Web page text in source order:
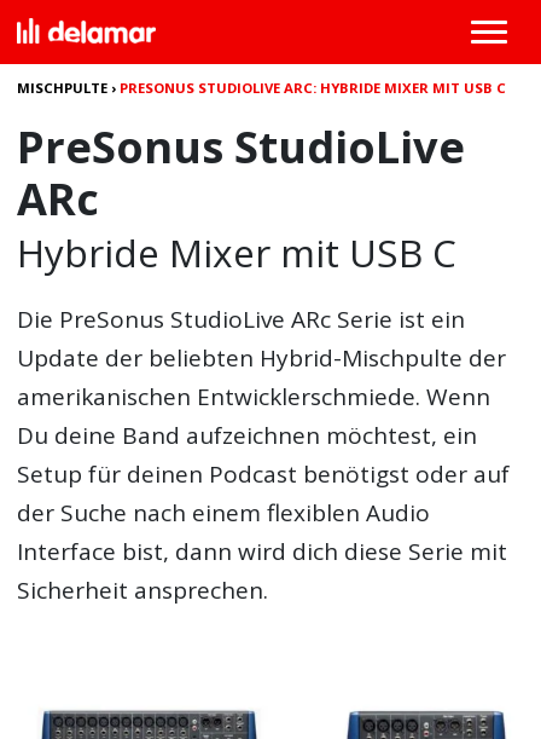
MISCHPULTE › PRESONUS STUDIOLIVE ARC: HYBRIDE MIXER MIT USB C
PreSonus StudioLive
ARc
Hybride Mixer mit USB C
Die PreSonus StudioLive ARc Serie ist ein
Update der beliebten Hybrid-Mischpulte der
amerikanischen Entwicklerschmiede. Wenn
Du deine Band aufzeichnen möchtest, ein
Setup für deinen Podcast benötigst oder auf
der Suche nach einem flexiblen Audio
Interface bist, dann wird dich diese Serie mit
Sicherheit ansprechen.